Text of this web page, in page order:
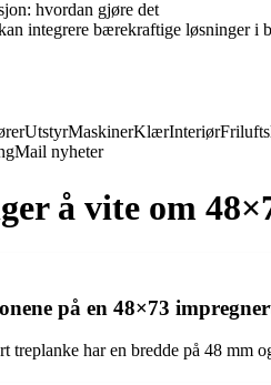
hvordan gjøre det
integrere bærekraftige løsninger i
UtstyrMaskinerKlærInteriør
Mail nyheter
å vite om
på en 48×73
treplanke har en bredde på 48 mm